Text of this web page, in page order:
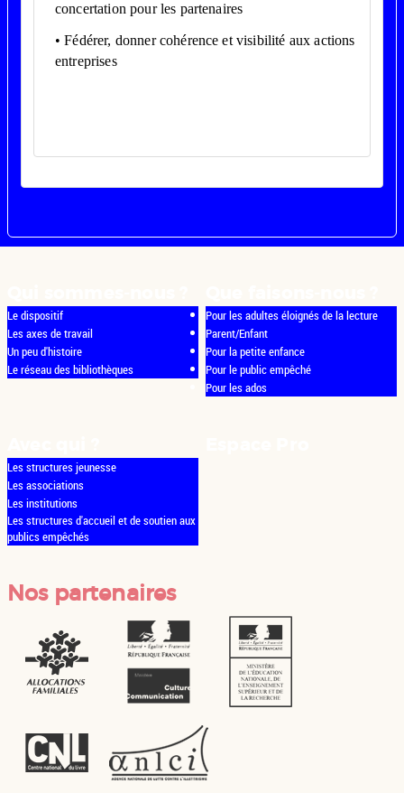
concertation pour les partenaires
• Fédérer, donner cohérence et visibilité aux actions
entreprises
Le dispositif
Les axes de travail
Un peu d'histoire
Le réseau des bibliothèques
Pour les adultes éloignés de la lecture
Parent/Enfant
Pour la petite enfance
Pour le public empêché
Pour les ados
Les structures jeunesse
Les associations
Les institutions
Les structures d'accueil et de soutien aux
publics empêchés
Nos partenaires